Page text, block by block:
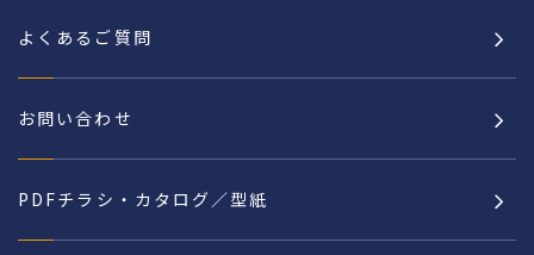
よくあるご質問
お問い合わせ
PDFチラシ・カタログ／型紙